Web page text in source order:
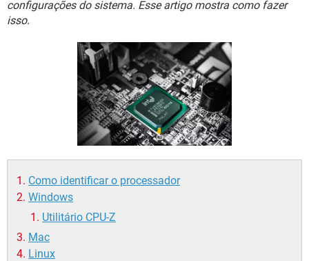
GUIA DE COMPRAS
OUTLOOK EXCEL
GUIA DE COMPRAS
configurações do sistema. Esse artigo mostra como fazer
isso.
Como identificar o processador
Windows
Utilitário CPU-Z
Mac
Linux